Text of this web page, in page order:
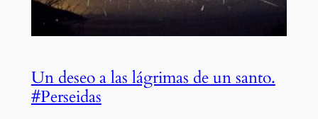
Un deseo a las lágrimas de un santo.
#Perseidas